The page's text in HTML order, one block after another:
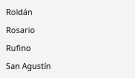
Roldán
Rosario
Rufino
San Agustín